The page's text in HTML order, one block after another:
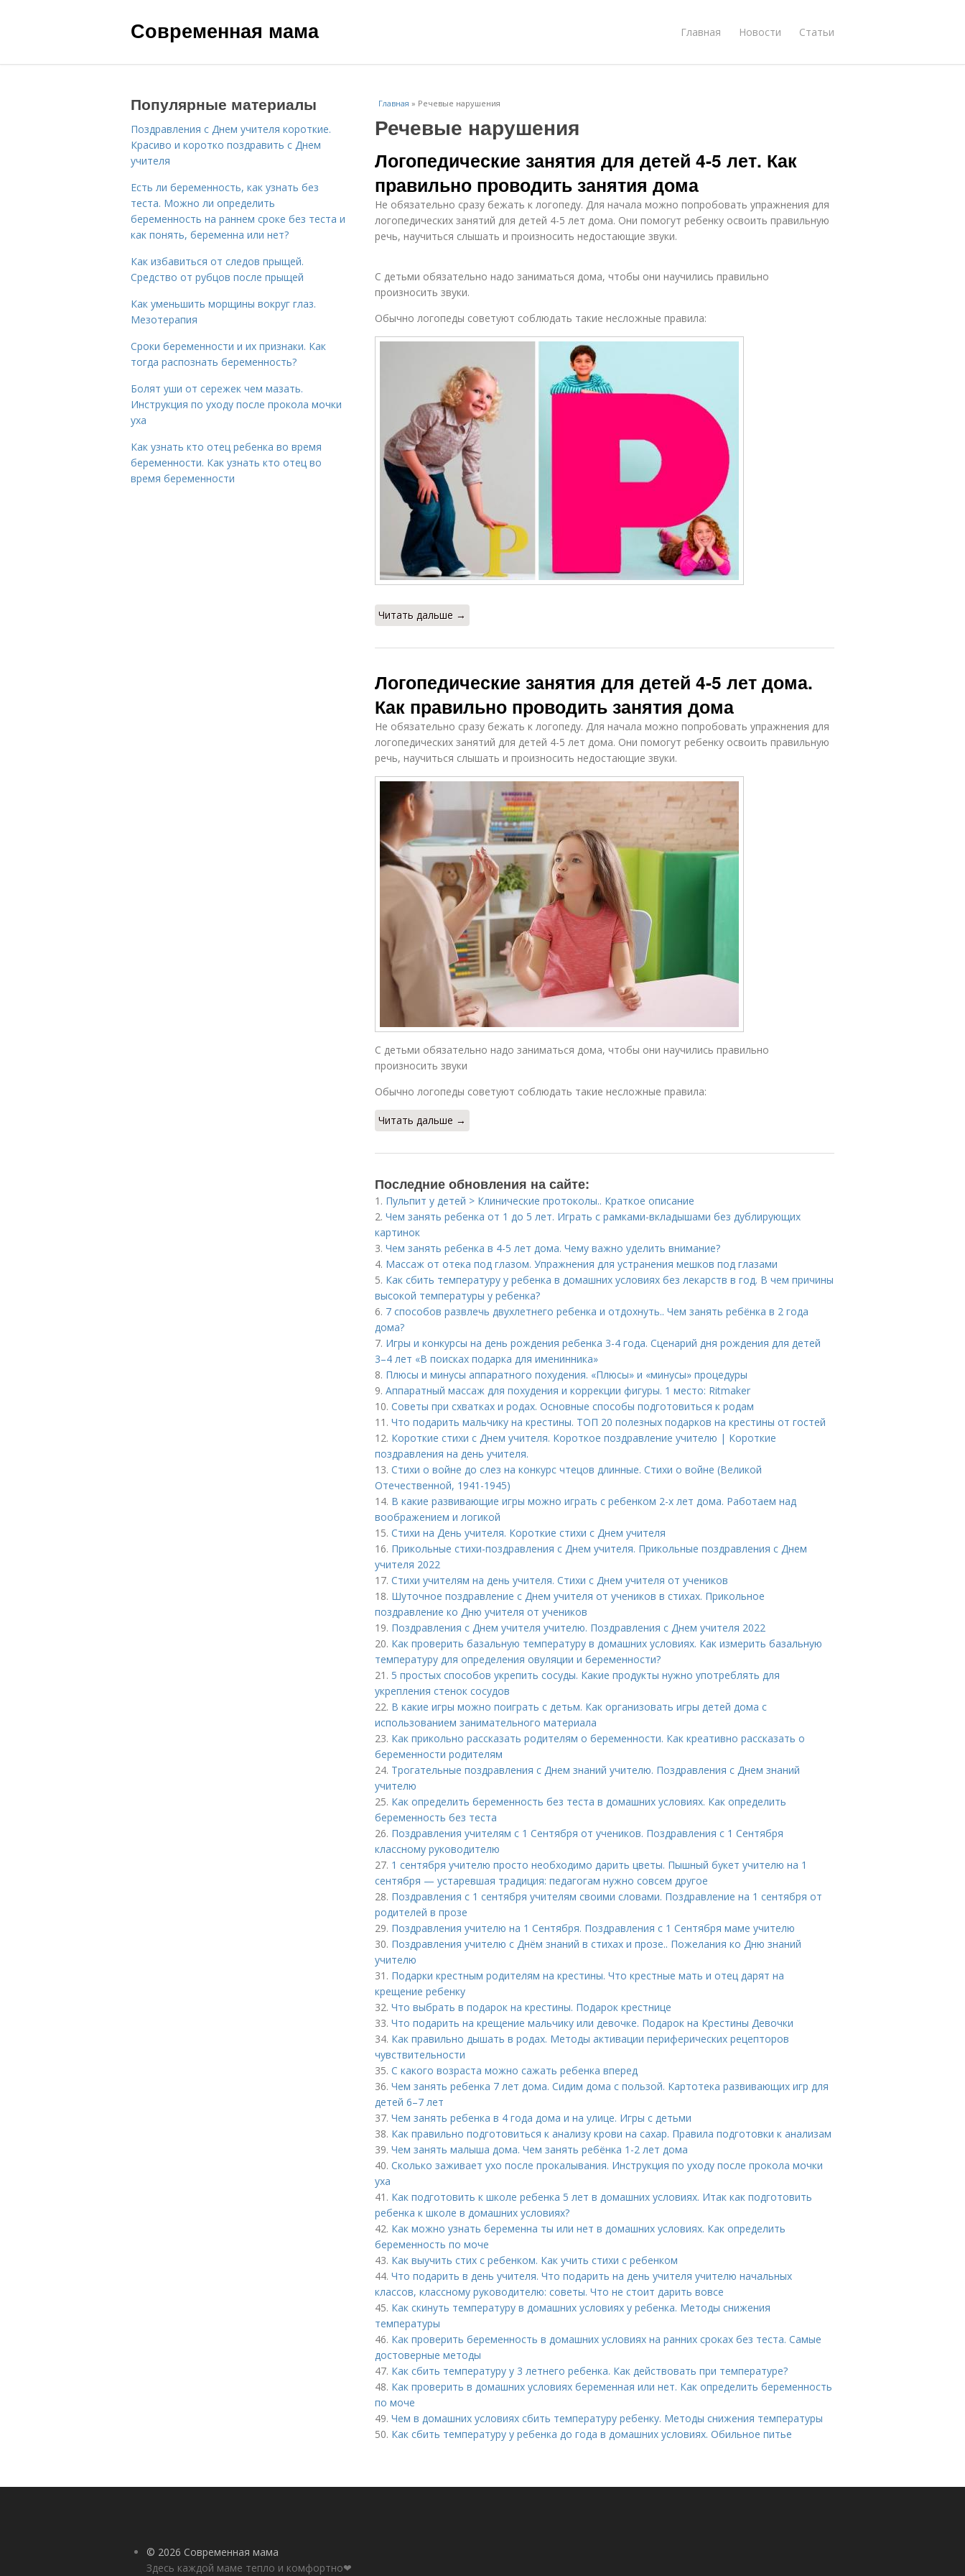
Современная мама Главная Новости Статьи
Главная » Речевые нарушения
Речевые нарушения
Логопедические занятия для детей 4-5 лет. Как
правильно проводить занятия дома
Не обязательно сразу бежать к логопеду. Для начала можно попробовать упражнения для
логопедических занятий для детей 4-5 лет дома. Они помогут ребенку освоить правильную
речь, научиться слышать и произносить недостающие звуки.
С детьми обязательно надо заниматься дома, чтобы они научились правильно
произносить звуки.
Обычно логопеды советуют соблюдать такие несложные правила:
Читать дальше →
Логопедические занятия для детей 4-5 лет дома.
Как правильно проводить занятия дома
Не обязательно сразу бежать к логопеду. Для начала можно попробовать упражнения для
логопедических занятий для детей 4-5 лет дома. Они помогут ребенку освоить правильную
речь, научиться слышать и произносить недостающие звуки.
С детьми обязательно надо заниматься дома, чтобы они научились правильно
произносить звуки
Обычно логопеды советуют соблюдать такие несложные правила:
Читать дальше →
Последние обновления на сайте:
1. Пульпит у детей > Клинические протоколы.. Краткое описание
2. Чем занять ребенка от 1 до 5 лет. Играть с рамками-вкладышами без дублирующих
картинок
3. Чем занять ребенка в 4-5 лет дома. Чему важно уделить внимание?
4. Массаж от отека под глазом. Упражнения для устранения мешков под глазами
5. Как сбить температуру у ребенка в домашних условиях без лекарств в год. В чем причины
высокой температуры у ребенка?
6. 7 способов развлечь двухлетнего ребенка и отдохнуть.. Чем занять ребёнка в 2 года
дома?
7. Игры и конкурсы на день рождения ребенка 3-4 года. Сценарий дня рождения для детей
3–4 лет «В поисках подарка для именинника»
8. Плюсы и минусы аппаратного похудения. «Плюсы» и «минусы» процедуры
9. Аппаратный массаж для похудения и коррекции фигуры. 1 место: Ritmaker
10. Советы при схватках и родах. Основные способы подготовиться к родам
11. Что подарить мальчику на крестины. ТОП 20 полезных подарков на крестины от гостей
12. Короткие стихи с Днем учителя. Короткое поздравление учителю | Короткие
поздравления на день учителя.
13. Стихи о войне до слез на конкурс чтецов длинные. Стихи о войне (Великой
Отечественной, 1941-1945)
14. В какие развивающие игры можно играть с ребенком 2-х лет дома. Работаем над
воображением и логикой
15. Стихи на День учителя. Короткие стихи с Днем учителя
16. Прикольные стихи-поздравления с Днем учителя. Прикольные поздравления с Днем
учителя 2022
17. Стихи учителям на день учителя. Стихи с Днем учителя от учеников
18. Шуточное поздравление с Днем учителя от учеников в стихах. Прикольное
поздравление ко Дню учителя от учеников
19. Поздравления с Днем учителя учителю. Поздравления с Днем учителя 2022
20. Как проверить базальную температуру в домашних условиях. Как измерить базальную
температуру для определения овуляции и беременности?
21. 5 простых способов укрепить сосуды. Какие продукты нужно употреблять для
укрепления стенок сосудов
22. В какие игры можно поиграть с детьм. Как организовать игры детей дома с
использованием занимательного материала
23. Как прикольно рассказать родителям о беременности. Как креативно рассказать о
беременности родителям
24. Трогательные поздравления с Днем знаний учителю. Поздравления с Днем знаний
учителю
25. Как определить беременность без теста в домашних условиях. Как определить
беременность без теста
26. Поздравления учителям с 1 Сентября от учеников. Поздравления с 1 Сентября
классному руководителю
27. 1 сентября учителю просто необходимо дарить цветы. Пышный букет учителю на 1
сентября — устаревшая традиция: педагогам нужно совсем другое
28. Поздравления с 1 сентября учителям своими словами. Поздравление на 1 сентября от
родителей в прозе
29. Поздравления учителю на 1 Сентября. Поздравления с 1 Сентября маме учителю
30. Поздравления учителю с Днём знаний в стихах и прозе.. Пожелания ко Дню знаний
учителю
31. Подарки крестным родителям на крестины. Что крестные мать и отец дарят на
крещение ребенку
32. Что выбрать в подарок на крестины. Подарок крестнице
33. Что подарить на крещение мальчику или девочке. Подарок на Крестины Девочки
34. Как правильно дышать в родах. Методы активации периферических рецепторов
чувствительности
35. С какого возраста можно сажать ребенка вперед
36. Чем занять ребенка 7 лет дома. Сидим дома с пользой. Картотека развивающих игр для
детей 6–7 лет
37. Чем занять ребенка в 4 года дома и на улице. Игры с детьми
38. Как правильно подготовиться к анализу крови на сахар. Правила подготовки к анализам
39. Чем занять малыша дома. Чем занять ребёнка 1-2 лет дома
40. Сколько заживает ухо после прокалывания. Инструкция по уходу после прокола мочки
уха
41. Как подготовить к школе ребенка 5 лет в домашних условиях. Итак как подготовить
ребенка к школе в домашних условиях?
42. Как можно узнать беременна ты или нет в домашних условиях. Как определить
беременность по моче
43. Как выучить стих с ребенком. Как учить стихи с ребенком
44. Что подарить в день учителя. Что подарить на день учителя учителю начальных
классов, классному руководителю: советы. Что не стоит дарить вовсе
45. Как скинуть температуру в домашних условиях у ребенка. Методы снижения
температуры
46. Как проверить беременность в домашних условиях на ранних сроках без теста. Самые
достоверные методы
47. Как сбить температуру у 3 летнего ребенка. Как действовать при температуре?
48. Как проверить в домашних условиях беременная или нет. Как определить беременность
по моче
49. Чем в домашних условиях сбить температуру ребенку. Методы снижения температуры
50. Как сбить температуру у ребенка до года в домашних условиях. Обильное питье
Популярные материалы
Поздравления с Днем учителя короткие.
Красиво и коротко поздравить с Днем
учителя
Есть ли беременность, как узнать без
теста. Можно ли определить
беременность на раннем сроке без теста и
как понять, беременна или нет?
Как избавиться от следов прыщей.
Средство от рубцов после прыщей
Как уменьшить морщины вокруг глаз.
Мезотерапия
Сроки беременности и их признаки. Как
тогда распознать беременность?
Болят уши от сережек чем мазать.
Инструкция по уходу после прокола мочки
уха
Как узнать кто отец ребенка во время
беременности. Как узнать кто отец во
время беременности
© 2026 Современная мама
Здесь каждой маме тепло и комфортно❤